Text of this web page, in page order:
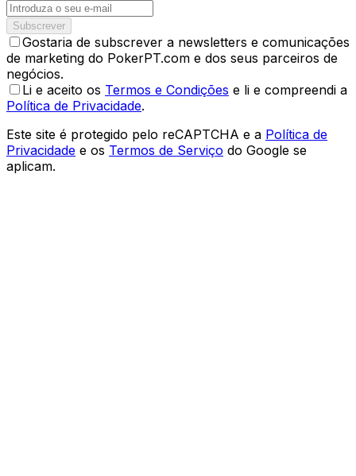
Subscrever
Gostaria de subscrever a newsletters e comunicações
de marketing do PokerPT.com e dos seus parceiros de
negócios.
Li e aceito os Termos e Condições e li e compreendi a
Política de Privacidade.
Este site é protegido pelo reCAPTCHA e a Política de
Privacidade e os Termos de Serviço do Google se
aplicam.